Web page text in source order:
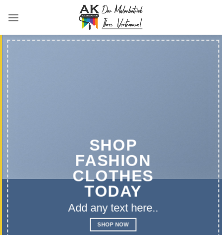
Inhalt
SHOP
FASHION
CLOTHES
TODAY
Add any text here..
SHOP NOW